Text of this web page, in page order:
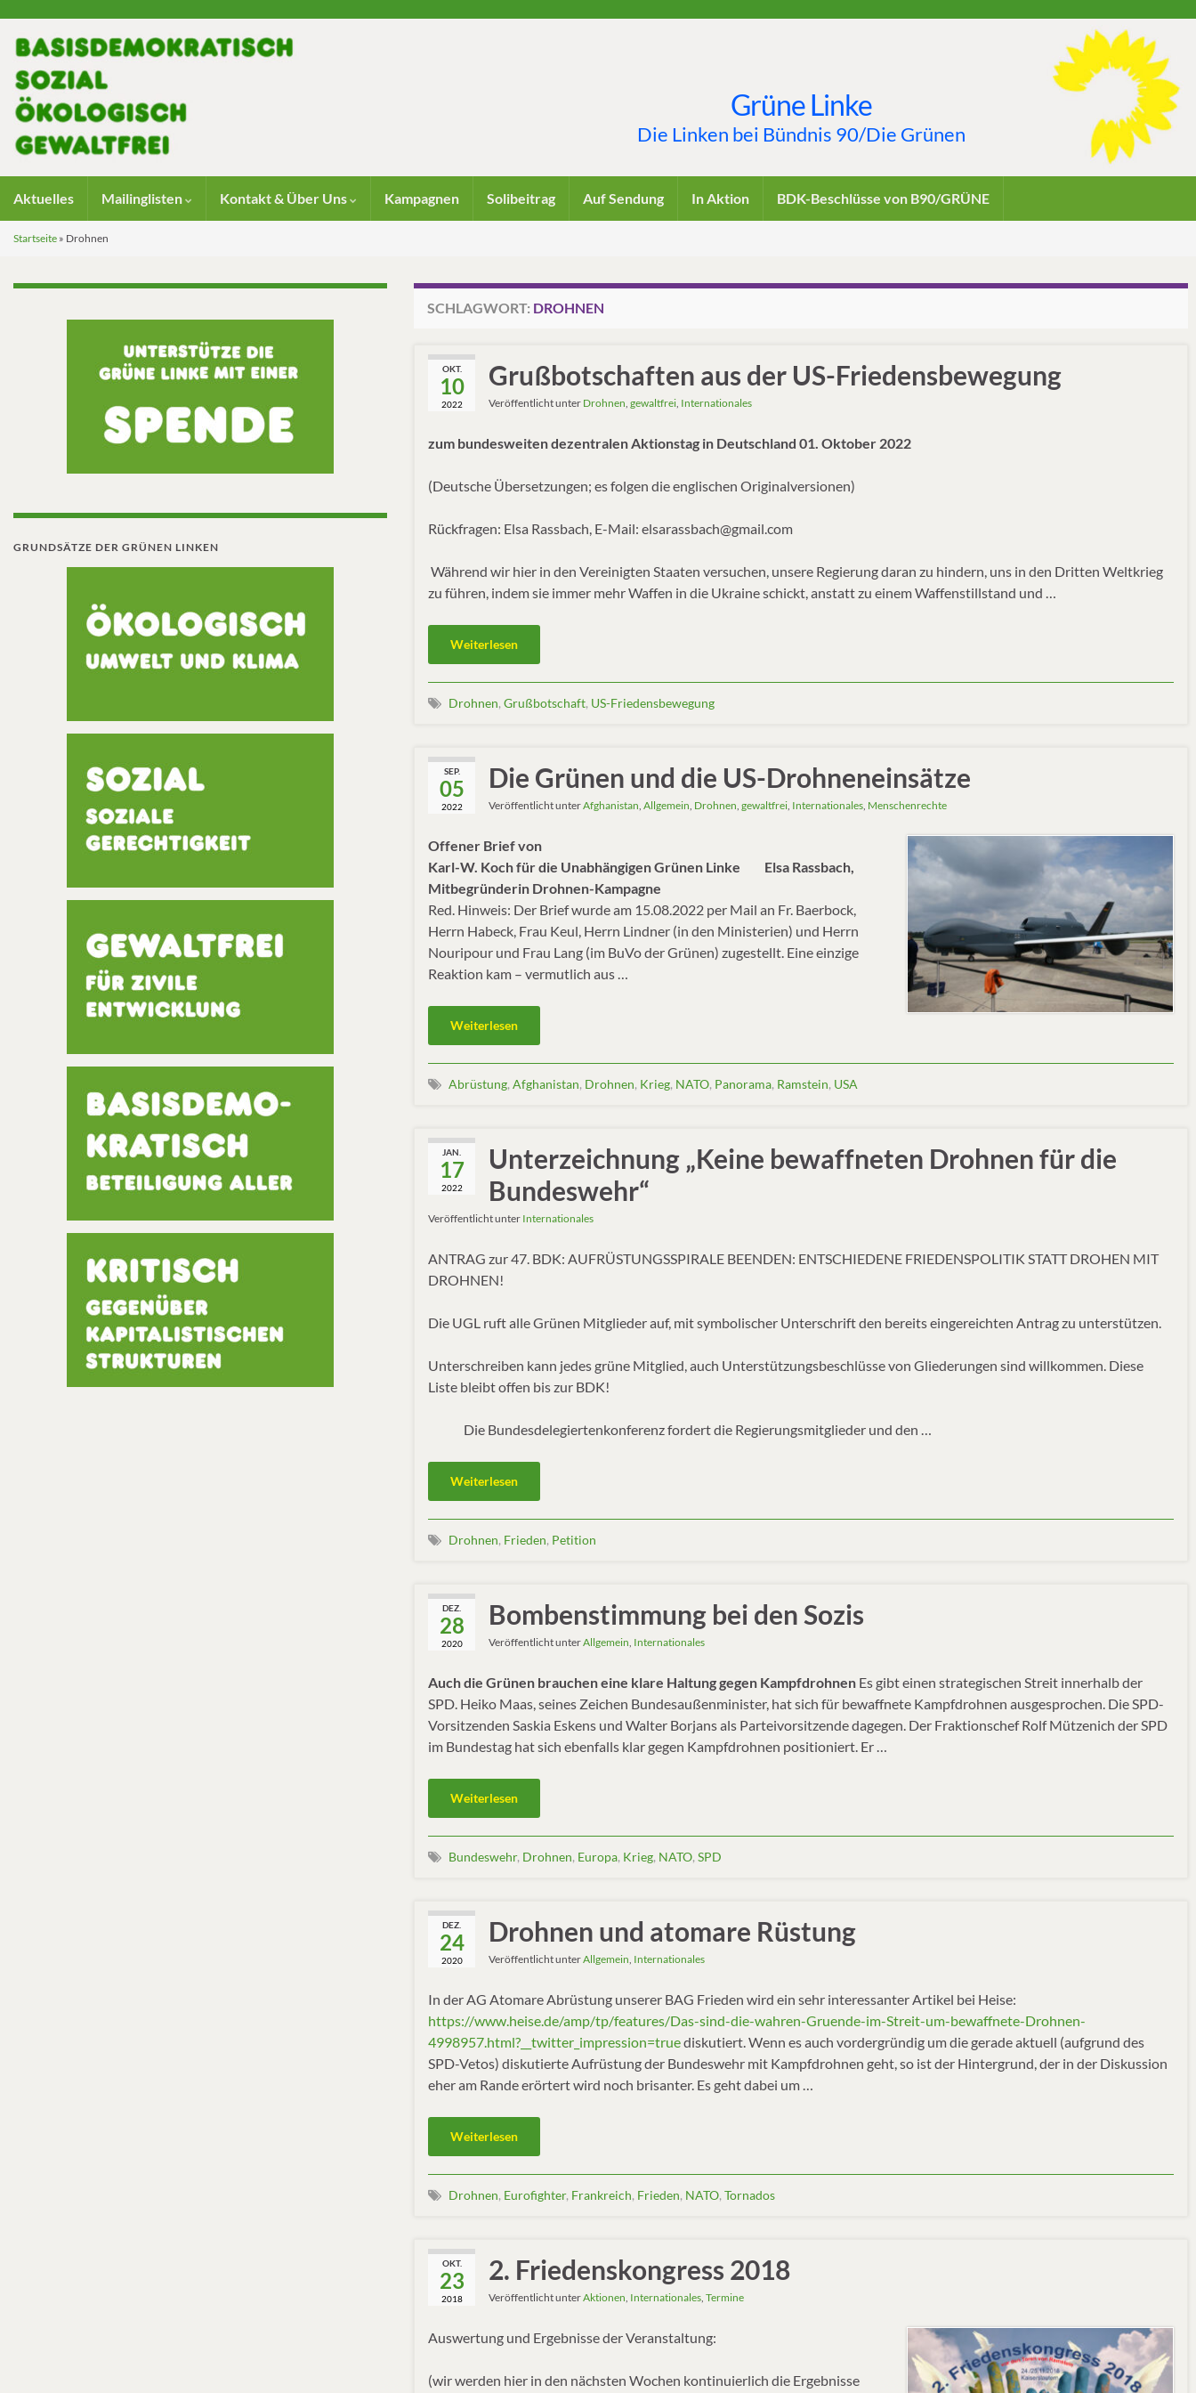
Grüne Linke
Die Linken bei Bündnis 90/Die Grünen
Aktuelles Mailinglisten Kontakt & Über Uns Kampagnen Solibeitrag Auf Sendung In Aktion BDK-Beschlüsse von B90/GRÜNE
Startseite » Drohnen
SCHLAGWORT: DROHNEN
OKT.
10
2022
Grußbotschaften aus der US-Friedensbewegung
Veröffentlicht unter Drohnen gewaltfrei Internationales
zum bundesweiten dezentralen Aktionstag in Deutschland 01. Oktober 2022
(Deutsche Übersetzungen; es folgen die englischen Originalversionen)
Rückfragen: Elsa Rassbach, E-Mail: elsarassbach@gmail.com
Während wir hier in den Vereinigten Staaten versuchen, unsere Regierung daran zu hindern, uns in den Dritten Weltkrieg
zu führen, indem sie immer mehr Waffen in die Ukraine schickt, anstatt zu einem Waffenstillstand und …
Weiterlesen
Drohnen, Grußbotschaft, US-Friedensbewegung
SEP.
05
2022
Die Grünen und die US-Drohneneinsätze
Veröffentlicht unterAfghanistan Allgemein Drohnen gewaltfrei Internationales Menschenrechte
Offener Brief von
Karl-W. Koch für die Unabhängigen Grünen Linke Elsa Rassbach,
Mitbegründerin Drohnen-Kampagne
Red. Hinweis: Der Brief wurde am 15.08.2022 per Mail an Fr. Baerbock,
Herrn Habeck, Frau Keul, Herrn Lindner (in den Ministerien) und Herrn
Nouripour und Frau Lang (im BuVo der Grünen) zugestellt. Eine einzige
Reaktion kam – vermutlich aus …
Weiterlesen
Abrüstung, Afghanistan, Drohnen, Krieg, NATO, Panorama, Ramstein, USA
JAN.
17
2022
Unterzeichnung „Keine bewaffneten Drohnen für die
Bundeswehr“
Veröffentlicht unter Internationales
ANTRAG zur 47. BDK: AUFRÜSTUNGSSPIRALE BEENDEN: ENTSCHIEDENE FRIEDENSPOLITIK STATT DROHEN MIT
DROHNEN!
Die UGL ruft alle Grünen Mitglieder auf, mit symbolischer Unterschrift den bereits eingereichten Antrag zu unterstützen.
Unterschreiben kann jedes grüne Mitglied, auch Unterstützungsbeschlüsse von Gliederungen sind willkommen. Diese
Liste bleibt offen bis zur BDK!
Die Bundesdelegiertenkonferenz fordert die Regierungsmitglieder und den …
Weiterlesen
Drohnen, Frieden, Petition
DEZ.
28
2020
Bombenstimmung bei den Sozis
Veröffentlicht unterAllgemein Internationales
Auch die Grünen brauchen eine klare Haltung gegen Kampfdrohnen Es gibt einen strategischen Streit innerhalb der
SPD. Heiko Maas, seines Zeichen Bundesaußenminister, hat sich für bewaffnete Kampfdrohnen ausgesprochen. Die SPD-
Vorsitzenden Saskia Eskens und Walter Borjans als Parteivorsitzende dagegen. Der Fraktionschef Rolf Mützenich der SPD
im Bundestag hat sich ebenfalls klar gegen Kampfdrohnen positioniert. Er …
Weiterlesen
Bundeswehr, Drohnen, Europa, Krieg, NATO, SPD
DEZ.
24
2020
Drohnen und atomare Rüstung
Veröffentlicht unterAllgemein Internationales
In der AG Atomare Abrüstung unserer BAG Frieden wird ein sehr interessanter Artikel bei Heise:
https://www.heise.de/amp/tp/features/Das-sind-die-wahren-Gruende-im-Streit-um-bewaffnete-Drohnen-
4998957.html?__twitter_impression=truediskutiert. Wenn es auch vordergründig um die gerade aktuell (aufgrund des
SPD-Vetos) diskutierte Aufrüstung der Bundeswehr mit Kampfdrohnen geht, so ist der Hintergrund, der in der Diskussion
eher am Rande erörtert wird noch brisanter. Es geht dabei um …
Weiterlesen
Drohnen, Eurofighter, Frankreich, Frieden, NATO, Tornados
OKT.
23
2018
2. Friedenskongress 2018
Veröffentlicht unterAktionen Internationales Termine
Auswertung und Ergebnisse der Veranstaltung:
(wir werden hier in den nächsten Wochen kontinuierlich die Ergebnisse
GRUNDSÄTZE DER GRÜNEN LINKEN